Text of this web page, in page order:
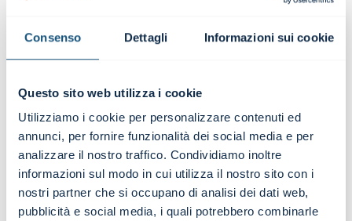
Consenso Dettagli Informazioni sui cookie
Questo sito web utilizza i cookie
Utilizziamo i cookie per personalizzare contenuti ed
annunci, per fornire funzionalità dei social media e per
analizzare il nostro traffico. Condividiamo inoltre
informazioni sul modo in cui utilizza il nostro sito con i
nostri partner che si occupano di analisi dei dati web,
pubblicità e social media, i quali potrebbero combinarle
Buona esposizione dei contenuti
della relatrice, pertinenti le metafore per
spiegare i contenuti dell'argomento trattato.
Giuseppe Santoro
Consulente |